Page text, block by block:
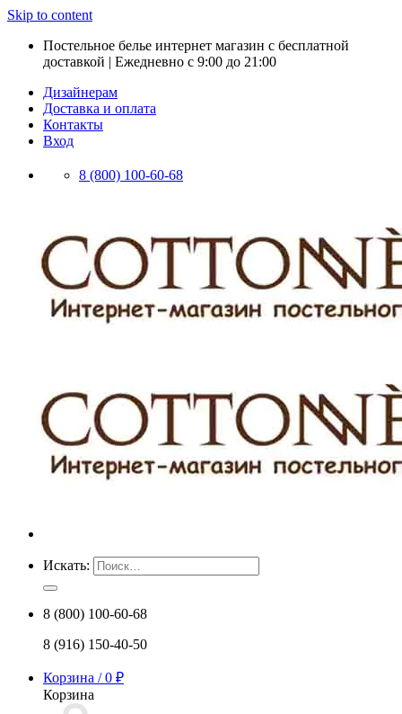
Skip to content
Постельное белье интернет магазин с бесплатной
доставкой | Ежедневно с 9:00 до 21:00
Дизайнерам
Доставка и оплата
Контакты
Вход
8 (800) 100-60-68
Искать:
8 (800) 100-60-68
8 (916) 150-40-50
Корзина /0 ₽
Корзина